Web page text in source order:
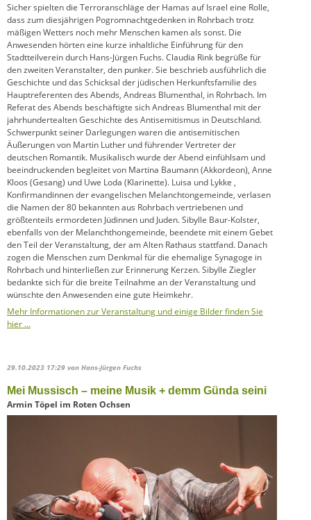
Sicher spielten die Terroranschläge der Hamas auf Israel eine Rolle,
dass zum diesjährigen Pogromnachtgedenken in Rohrbach trotz
mäßigen Wetters noch mehr Menschen kamen als sonst. Die
Anwesenden hörten eine kurze inhaltliche Einführung für den
Stadtteilverein durch Hans-Jürgen Fuchs. Claudia Rink begrüße für
den zweiten Veranstalter, den punker. Sie beschrieb ausführlich die
Geschichte und das Schicksal der jüdischen Herkunftsfamilie des
Hauptreferenten des Abends, Andreas Blumenthal, in Rohrbach. Im
Referat des Abends beschäftigte sich Andreas Blumenthal mit der
jahrhundertealten Geschichte des Antisemitismus in Deutschland.
Schwerpunkt seiner Darlegungen waren die antisemitischen
Äußerungen von Martin Luther und führender Vertreter der
deutschen Romantik. Musikalisch wurde der Abend einfühlsam und
beeindruckenden begleitet von Martina Baumann (Akkordeon), Anne
Kloos (Gesang) und Uwe Loda (Klarinette). Luisa und Lykke ,
Konfirmandinnen der evangelischen Melanchtongemeinde, verlasen
die Namen der 80 bekannten aus Rohrbach vertriebenen und
größtenteils ermordeten Jüdinnen und Juden. Sibylle Baur-Kolster,
ebenfalls von der Melanchthongemeinde, beendete mit einem Gebet
den Teil der Veranstaltung, der am Alten Rathaus stattfand. Danach
zogen die Menschen zum Denkmal für die ehemalige Synagoge in
Rohrbach und hinterließen zur Erinnerung Kerzen. Sibylle Ziegler
bedankte sich für die breite Teilnahme an der Veranstaltung und
wünschte den Anwesenden eine gute Heimkehr.
Mehr Informationen zur Veranstaltung und einige Bilder finden Sie
hier …
29.10.2023 17:29 von Hans-Jürgen Fuchs
Mei Mussisch – meine Musik + demm Günda seini
Armin Töpel im Roten Ochsen